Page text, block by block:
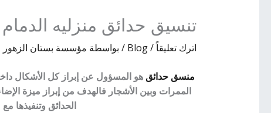
تنسيق حدائق منزليه الدمام
اترك تعليقاً/
Blog / بواسطة مؤسسة بستان الزهور
منسق حدائق هو المسؤول عن إبراز كل الأشكال
الممرات وبين الأشجار فالهدف من إبراز ميزة
الحدائق وتنفيذها